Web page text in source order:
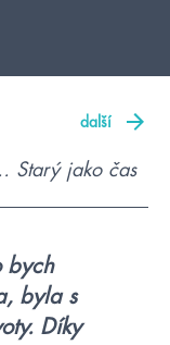
další
Starý jako čas
bych
byla s
Díky